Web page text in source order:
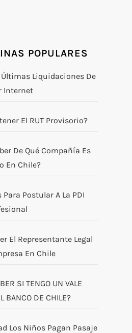
POPULARES
Liquidaciones De
Internet
El RUT Provisorio?
De Qué Compañía Es
En Chile?
Postular A La PDI
El Representante Legal
En Chile
SI TENGO UN VALE
BANCO DE CHILE?
Los Niños Pagan Pasaje